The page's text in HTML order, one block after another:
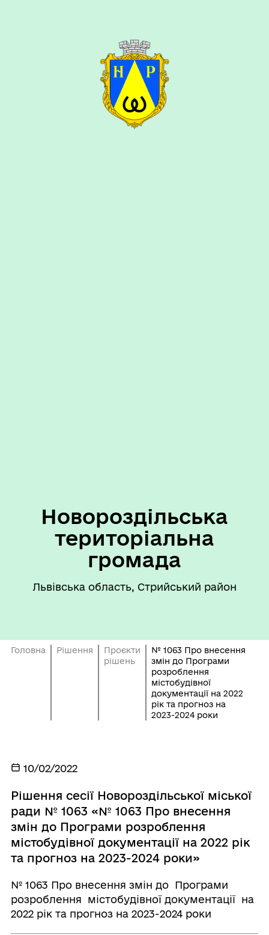
Новороздільська
територіальна
громада
Львівська область, Стрийський район
Головна Рішення
Проєкти
рішень
№ 1063 Про внесення
змін до Програми
розроблення
містобудівної
документації на 2022
рік та прогноз на
2023-2024 роки
10/02/2022
Рішення сесії Новороздільської міської
ради № 1063 «№ 1063 Про внесення
змін до Програми розроблення
містобудівної документації на 2022 рік
та прогноз на 2023-2024 роки»
№ 1063 Про внесення змін до Програми
розроблення містобудівної документації на
2022 рік та прогноз на 2023-2024 роки